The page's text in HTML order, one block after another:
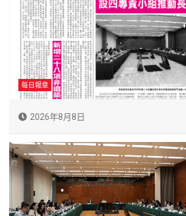
每日報章
2026年8月8日